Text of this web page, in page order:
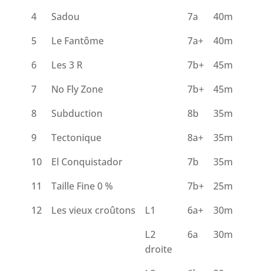
4
Sadou 7a
40m
5
Le Fantôme 7a+
40m
6
Les 3 R 7b+
45m
7
No Fly Zone 7b+
45m
8
Subduction 8b
35m
9
Tectonique 8a+
35m
10
El Conquistador 7b
35m
11
Taille Fine 0 % 7b+
25m
12
Les vieux croûtons L1 6a+
30m
L2
droite
6a 30m